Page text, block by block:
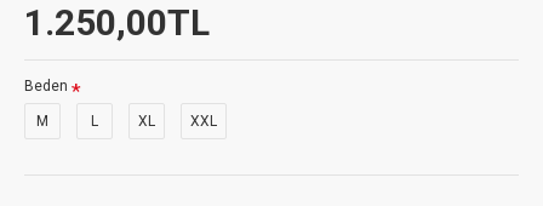
1.250,00TL
Beden
M L XL XXL